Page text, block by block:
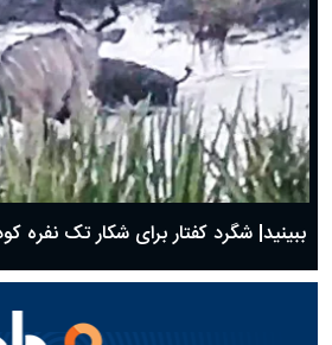
ببینید| شگرد کفتار برای شکار تک نفره